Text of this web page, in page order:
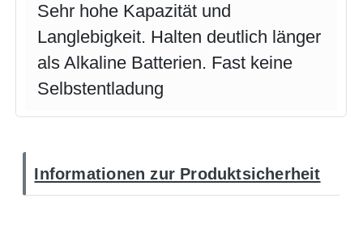
Sehr hohe Kapazität und
Langlebigkeit. Halten deutlich länger
als Alkaline Batterien. Fast keine
Selbstentladung
Informationen zur Produktsicherheit